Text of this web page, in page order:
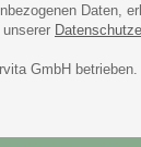
Daten,
GmbH betrieben.